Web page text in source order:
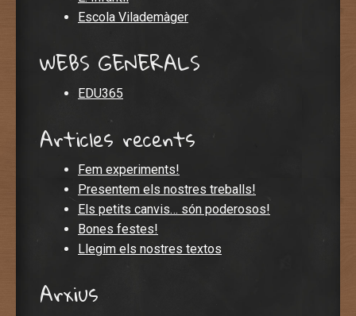
Escola Vilademàger
WEBS GENERALS
EDU365
Articles recents
Fem experiments!
Presentem els nostres treballs!
Els petits canvis… són poderosos!
Bones festes!
Llegim els nostres textos
Arxius